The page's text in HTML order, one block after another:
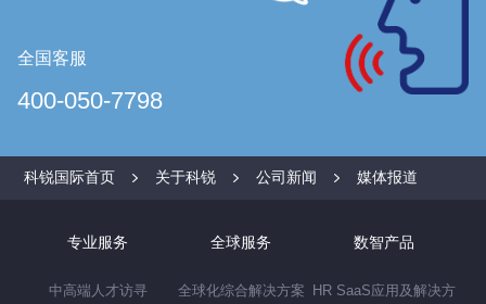
全国客服
400-050-7798
科锐国际首页 关于科锐 公司新闻 媒体报道
专业服务
中高端人才访寻
全球服务
全球化综合解决方案
数智产品
HR SaaS应用及解决方